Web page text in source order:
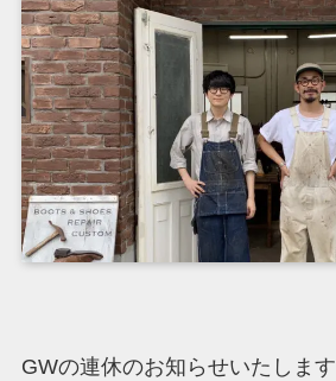
GWの連休のお知らせいたします